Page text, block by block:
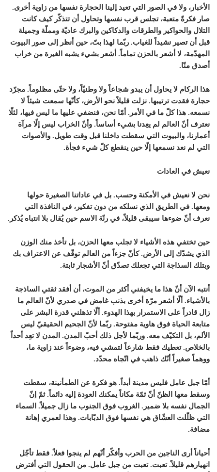
الأخبار، ولا في الصور التي تعيد إلينا الحجارة نفسها من زاوية أخرى.
صار فكرةً متعبة، تجلس قرب نفسها وتحاول أن تتذكّر كيف كانت
التلال والحواكير والطرقات والدكاكين والبرك عاديّة ومملّة وجميلة
قبل أن تصير نشيداً للغياب. ربّما لهذا بتّ، حين أنظر إلى صور البيوت
المهدّمة، لا أشعر بالحزن تماماً. أشعر بشيء يشبه الغيرة من خراب
أصدق منّا.
هذا الركام لا يحاول أن يبدو شجاعاً ولا وطنيّاً، ولا حتّى مظلوماً. مجرّد
حجارة فقدت ترتيبها. نزلت قليلاً نحو الأرض، كأنّها سمعت شيئاً لا
نسمعه. هذا كلّ ما في الأمر. أمّا نحن، فنضفي عليها ما ليس فيها، لئلّا
نعترف أنّ العالم لم يعِدنا بشيء أساساً. وأنّ الخراب ليس إلّا مرآة
أعمارنا، والبيوت التي سقطت داخلنا قبل وقت طويل. والأصوات
التي لم نعد نسمعها إلّا حين ينقطع كلّ شيء فجأة.
نعيش في العادات
نحن لا نعيش في الأمكنة وحسب. بل في عاداتنا الصغيرة حولها
ومعها. في الطريق الذي نسلكه من دون تفكير، في النافذة التي
نعرف أنّ ضوءها سيبقى قليلاً، في رنّة الاسم حين يُقال بلا انتباه يُذكر.
حين تختفي هذه الأشياء لا تجلب معها الحزن، بل تأخذ منك الوزن
الذي يشدّك إلى الأرض. كأنّ جزءاً من العالم توقّف عن الاعتراف بك
وبتلك السذاجة التي تجعلك تصدّق أنّ الأشجار ثابتة.
أنتبه الآن أنّ هذا ما يخيفني أكثر من الموت، أن أفقد ثقتي الساذجة
بالأشياء. ألّا أشعر مرّة أخرى بذنب غامض في صدري لأنّ العالم ما
زال قادراً على الاستمرار بهذا الهدوء. ألّا تذهلني قدرة البشر على
متابعة الحياة فوق هاوية مفتوحة. ربّما لأنّ الجحيم الحقيقيّ ليس
الألم، بل التكيّف معه. وربّما لأجل ذلك أحبّ المدن. المدن لا تعِد أحداً
بالخلاص. تعطيك فقط شارعاً لتمشي فيه، وضوءاً عند زاوية ما،
ووهماً صغيراً أنّك ذاهب في اتّجاه محدّد.
أمّا جبل عامل فليس مدينة أبداً. هو فكرة عن الطمأنينة، سقطت
وسقط معها الظنّ أنّ ثمّة مكاناً يمكنك العودة إليه دائماً. ثمّ إنّ
الجمال نفسه بلا ضمير. الغروب فوق الجنوب ما زال جميلاً. السماء
التي ظلّلت العشّاق هي نفسها فوق الدبّابات. وهذا لعمري إهانة
مضافة.
أحياناً أرى الناجين من الحرب وأفكّر أنّهم لم ينجوا فعلاً. فقط تأجّل
انهيارهم قليلاً. تعبت. تعبت من جبل عامل. من الحقول التي أفترض